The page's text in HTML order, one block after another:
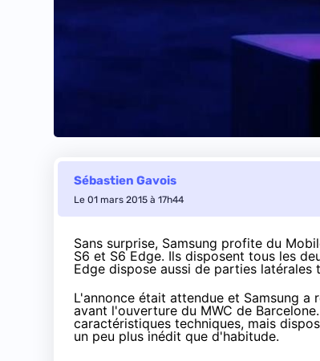
Sébastien Gavois
Le 01 mars 2015 à 17h44
Sans surprise, Samsung profite du
S6 et S6 Edge. Ils disposent tous les
Edge dispose aussi de parties
L'annonce était attendue et Samsung
avant l'ouverture du MWC de
caractéristiques techniques, mais
un peu plus inédit que d'habitude.